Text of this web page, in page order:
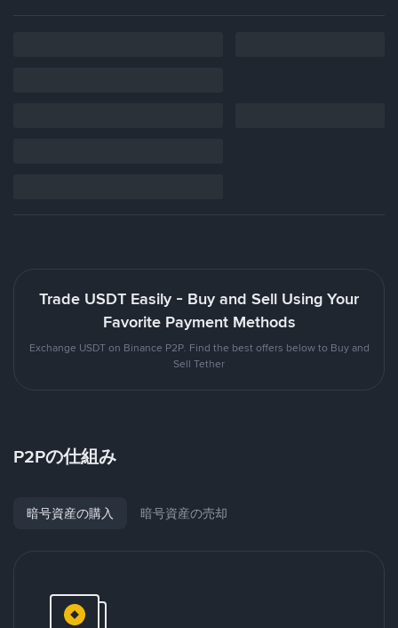
Trade USDT Easily - Buy and Sell Using Your
Favorite Payment Methods
Exchange USDT on Binance P2P. Find the best offers below to Buy and
Sell Tether
P2Pの仕組み
暗号資産の購入 暗号資産の売却